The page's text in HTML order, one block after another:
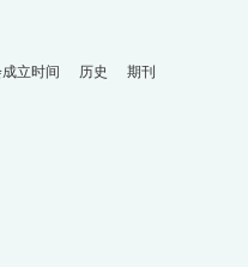
立时间 历史 期刊